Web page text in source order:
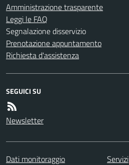
Amministrazione trasparente
Leggi le FAQ
Segnalazione disservizio
Prenotazione appuntamento
Richiesta d'assistenza
SEGUICI SU
Newsletter
Dati monitoraggio Servizi